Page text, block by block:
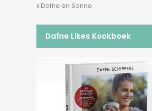
x Dafne en Sanne
Dafne Likes Kookboek